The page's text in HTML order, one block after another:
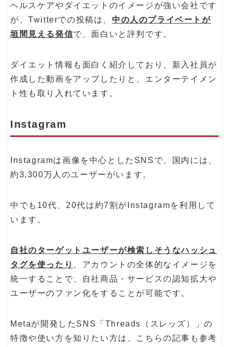
ヘルスケアやダイエットのイメージが強い会社です
が、Twitterでの投稿は、 中の人のプライベートが
垣間見える発信で、面白いと評判です。
ダイエット情報も面白く紹介しており、新入社員が
作成した動画をアップしたりと、エンターテイメン
ト性も取り入れています。
Instagram
Instagramは画像を中心としたSNSで、国内には、
約3,300万人のユーザーがいます。
中でも10代、20代は約7割がInstagramを利用して
います。
自社のターゲットユーザーが検索しそうなハッシュ
タグを使ったり
、アカウントの全体的なイメージを
統一することで、自社商品・サービスの認知拡大や
ユーザーのファン化をすることが可能です。
Metaが開発したSNS「Threads（スレッズ）」の
特徴や使い方を知りたい方は、こちらの記事も参考